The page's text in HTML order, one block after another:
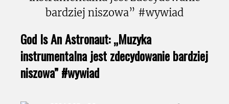
God Is An Astronaut: „Muzyka
instrumentalna jest zdecydowanie bardziej
niszowa” #wywiad